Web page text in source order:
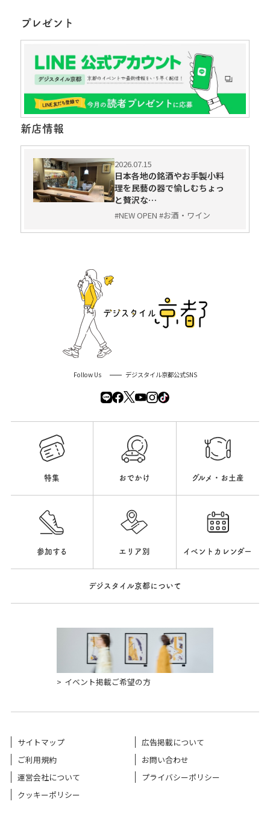
プレゼント
新店情報
2026.07.15
日本各地の銘酒やお手製小料
理を民藝の器で愉しむちょっ
と贅沢な…
#NEW OPEN #お酒・ワイン
Follow Us デジスタイル京都公式SNS
特集 おでかけ グルメ・お土産
参加する エリア別 イベントカレンダー
デジスタイル京都について
イベント掲載ご希望の方
サイトマップ
広告掲載について
ご利用規約
お問い合わせ
運営会社について
プライバシーポリシー
クッキーポリシー